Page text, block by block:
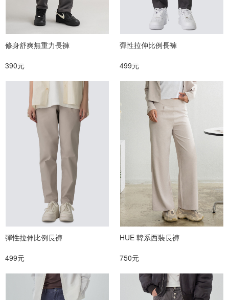
修身舒爽無重力長褲
390元
彈性拉伸比例長褲
499元
彈性拉伸比例長褲
499元
HUE 韓系西裝長褲
750元